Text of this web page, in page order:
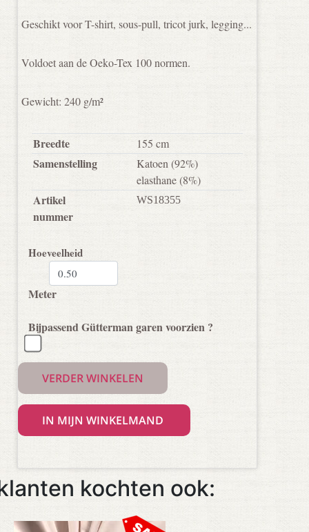
Geschikt voor T-shirt, sous-pull, tricot jurk, legging...
Voldoet aan de Oeko-Tex 100 normen.
Gewicht: 240 g/m²
Breedte 155 cm
Samenstelling Katoen (92%)
elasthane(8%)
Artikel
nummer
WS18355
Hoeveelheid
Meter
Bijpassend Gütterman garen voorzien ?
VERDER WINKELEN
kochten ook: